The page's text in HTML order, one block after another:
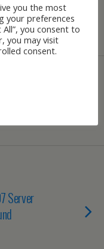
Server
you the most
your preferences
you consent to
you may visit
consent.